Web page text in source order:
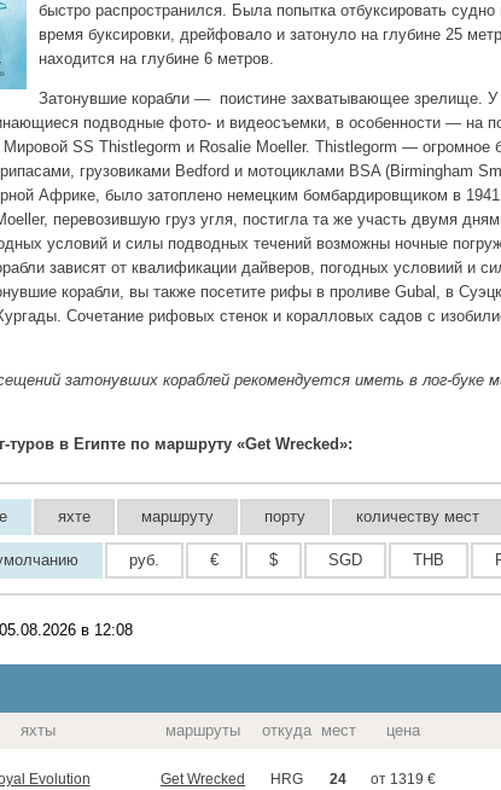
быстро распространился. Была попытка отбуксировать
время буксировки, дрейфовало и затонуло на глубине 25
находится на глубине 6 метров.
Затонувшие корабли — поистине захватывающее зрелище. У
подводные фото- и видеосъемки, в особенности — на
SS Thistlegorm и Rosalie Moeller. Thistlegorm — огромное
грузовиками Bedford и мотоциклами BSA (Birmingham
Африке, было затоплено немецким бомбардировщиком в 1941
перевозившую груз угля, постигла та же участь двумя
условий и силы подводных течений возможны ночные
зависят от квалификации дайверов, погодных условиий и
корабли, вы также посетите рифы в проливе Gubal, в
Сочетание рифовых стенок и коралловых садов с
затонувших кораблей рекомендуется иметь в лог-буке
туров в Египте по маршруту «Get Wrecked»:
яхте маршруту порту количеству мест
руб. € $ SGD THB
05.08.2026 в 12:08
яхты маршруты откуда мест цена
Evolution Get Wrecked HRG 24 от 1319 €